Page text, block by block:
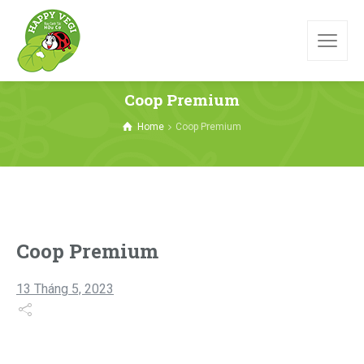
Coop Premium
Home Coop Premium
Coop Premium
13 Tháng 5, 2023